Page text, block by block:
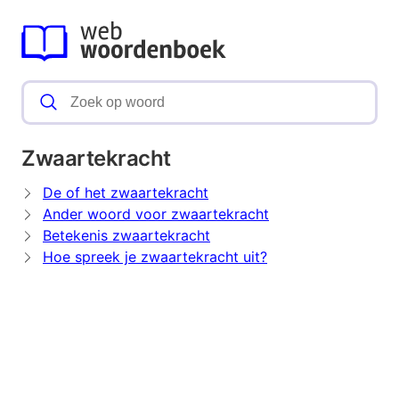
Zwaartekracht
De of het zwaartekracht
Ander woord voor zwaartekracht
Betekenis zwaartekracht
Hoe spreek je zwaartekracht uit?